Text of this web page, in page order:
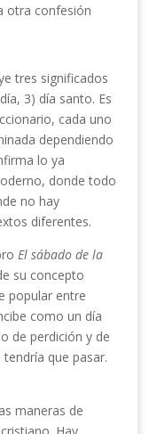
otra confesión
tres significados
3) día santo. Es
cada uno
dependiendo
lo ya
donde todo
no hay
diferentes.
El sábado de la
su concepto
popular entre
como un día
de perdición y de
que pasar.
maneras de
Hay